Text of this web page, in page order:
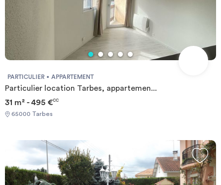
PARTICULIER APPARTEMENT
Particulier location Tarbes, appartemen...
31 m² - 495 €CC
65000 Tarbes